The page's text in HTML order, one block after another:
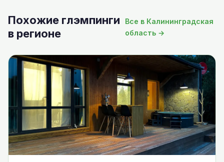
Похожие глэмпинги
в регионе
Все в Калининградская
область →